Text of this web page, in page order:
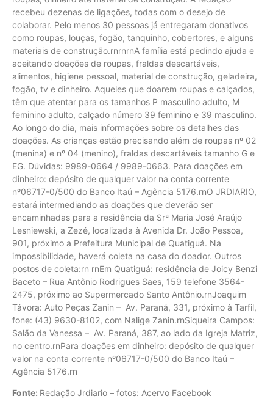
recebeu dezenas de ligações, todas com o desejo de
colaborar. Pelo menos 30 pessoas já entregaram donativos
como roupas, louças, fogão, tanquinho, cobertores, e alguns
materiais de construção.rnrnrnA família está pedindo ajuda e
aceitando doações de roupas, fraldas descartáveis,
alimentos, higiene pessoal, material de construção, geladeira,
fogão, tv e dinheiro. Aqueles que doarem roupas e calçados,
têm que atentar para os tamanhos P masculino adulto, M
feminino adulto, calçado número 39 feminino e 39 masculino.
Ao longo do dia, mais informações sobre os detalhes das
doações. As crianças estão precisando além de roupas nº 02
(menina) e nº 04 (menino), fraldas descartáveis tamanho G e
EG. Dúvidas: 9989-0664 / 9989-0663. Para doações em
dinheiro: depósito de qualquer valor na conta corrente
nº06717-0/500 do Banco Itaú – Agência 5176.rnO JRDIARIO,
estará intermediando as doações que deverão ser
encaminhadas para a residência da Srª Maria José Araújo
Lesniewski, a Zezé, localizada à Avenida Dr. João Pessoa,
901, próximo a Prefeitura Municipal de Quatiguá. Na
impossibilidade, haverá coleta na casa do doador. Outros
postos de coleta:rn rnEm Quatiguá: residência de Joicy Benzi
Baceto – Rua Antônio Rodrigues Saes, 159 telefone 3564-
2475, próximo ao Supermercado Santo Antônio.rnJoaquim
Távora: Auto Peças Zanin – Av. Paraná, 331, próximo à Tarfil,
fone: (43) 9630-8102, com Nalige Zanin.rnSiqueira Campos:
Salão da Vanessa – Av. Paraná, 387, ao lado da Igreja Matriz,
no centro.rnPara doações em dinheiro: depósito de qualquer
valor na conta corrente nº06717-0/500 do Banco Itaú –
Agência 5176.rn
Fonte: Redação Jrdiario – fotos: Acervo Facebook